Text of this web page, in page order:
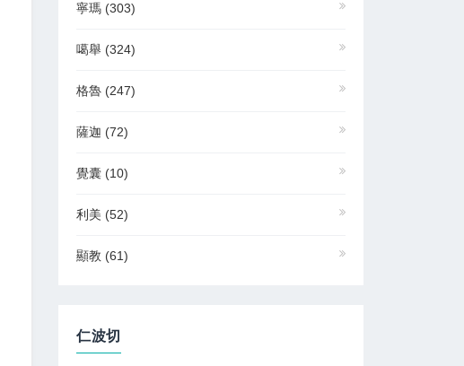
寧瑪 (303)
噶舉 (324)
格魯 (247)
薩迦 (72)
覺囊 (10)
利美 (52)
顯教 (61)
仁波切